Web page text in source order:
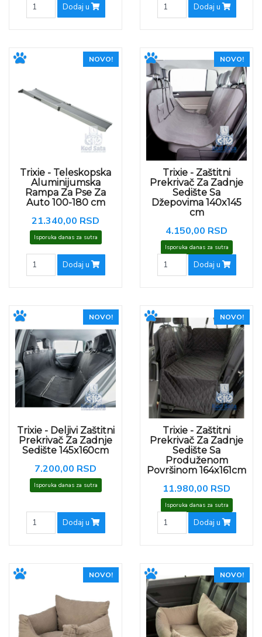
Dodaj u Dodaj u
NOVO!
Trixie - Teleskopska
Aluminijumska
Rampa Za Pse Za
Auto 100-180 cm
21.340,00 RSD
Isporuka danas za sutra
Dodaj u
NOVO!
Trixie - Zaštitni
Prekrivač Za Zadnje
Sedište Sa
Džepovima 140x145
cm
4.150,00 RSD
Isporuka danas za sutra
Dodaj u
NOVO!
Trixie - Deljivi Zaštitni
Prekrivač Za Zadnje
Sedište 145x160cm
7.200,00 RSD
Isporuka danas za sutra
Dodaj u
NOVO!
Trixie - Zaštitni
Prekrivač Za Zadnje
Sedište Sa
Produženom
Površinom 164x161cm
11.980,00 RSD
Isporuka danas za sutra
Dodaj u
NOVO! NOVO!